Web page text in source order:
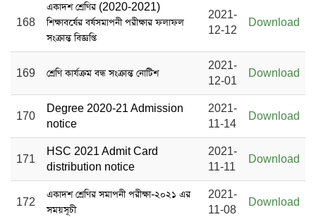
168
একাদশ শ্রেণির (2020-2021)
শিক্ষাবর্ষের বর্ষসমাপনী পরীক্ষার ফলাফল
সংক্রান্ত বিজ্ঞপ্তি
2021-
12-12
Download
169 শ্রেণি কার্যক্রম বন্ধ সংক্রান্ত নোটিশ
2021-
12-01
Download
170
Degree 2020-21 Admission
notice
2021-
11-14
Download
171
HSC 2021 Admit Card
distribution notice
2021-
11-11
Download
172
একাদশ শ্রেণির সমাপনী পরীক্ষা-২০২১ এর
সময়সূচী
2021-
11-08
Download